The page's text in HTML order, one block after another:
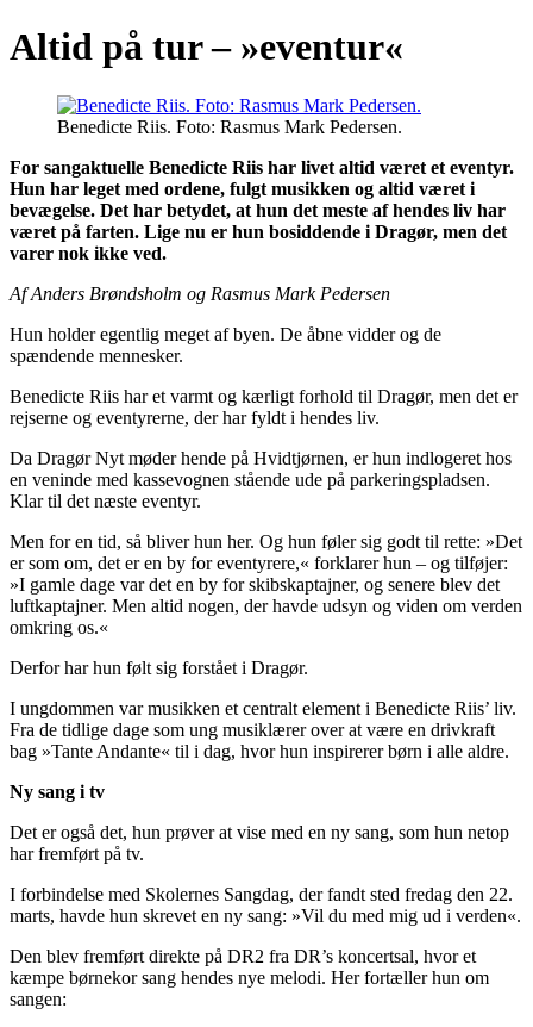
Altid på tur – »eventur«
Benedicte Riis. Foto: Rasmus Mark Pedersen.
For sangaktuelle Benedicte Riis har livet altid været et eventyr.
Hun har leget med ordene, fulgt musikken og altid været i
bevægelse. Det har betydet, at hun det meste af hendes liv har
været på farten. Lige nu er hun bosiddende i Dragør, men det
varer nok ikke ved.
Af Anders Brøndsholm og Rasmus Mark Pedersen
Hun holder egentlig meget af byen. De åbne vidder og de
spændende mennesker.
Benedicte Riis har et varmt og kærligt forhold til Dragør, men det er
rejserne og eventyrerne, der har fyldt i hendes liv.
Da Dragør Nyt møder hende på Hvidtjørnen, er hun indlogeret hos
en veninde med kassevognen stående ude på parkeringspladsen.
Klar til det næste eventyr.
Men for en tid, så bliver hun her. Og hun føler sig godt til rette: »Det
er som om, det er en by for eventyrere,« forklarer hun – og tilføjer:
»I gamle dage var det en by for skibskaptajner, og senere blev det
luftkaptajner. Men altid nogen, der havde udsyn og viden om verden
omkring os.«
Derfor har hun følt sig forstået i Dragør.
I ungdommen var musikken et centralt element i Benedicte Riis’ liv.
Fra de tidlige dage som ung musiklærer over at være en drivkraft
bag »Tante Andante« til i dag, hvor hun inspirerer børn i alle aldre.
Ny sang i tv
Det er også det, hun prøver at vise med en ny sang, som hun netop
har fremført på tv.
I forbindelse med Skolernes Sangdag, der fandt sted fredag den 22.
marts, havde hun skrevet en ny sang: »Vil du med mig ud i verden«.
Den blev fremført direkte på DR2 fra DR’s koncertsal, hvor et
kæmpe børnekor sang hendes nye melodi. Her fortæller hun om
sangen: